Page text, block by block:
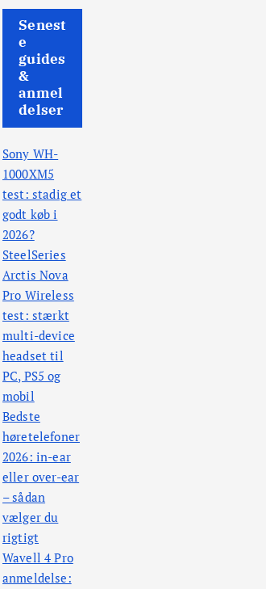
Senest
e
guides
&
anmel
delser
Sony WH-
1000XM5
test: stadig et
godt køb i
2026?
SteelSeries
Arctis Nova
Pro Wireless
test: stærkt
multi-device
headset til
PC, PS5 og
mobil
Bedste
høretelefoner
2026: in-ear
eller over-ear
– sådan
vælger du
rigtigt
Wavell 4 Pro
anmeldelse: